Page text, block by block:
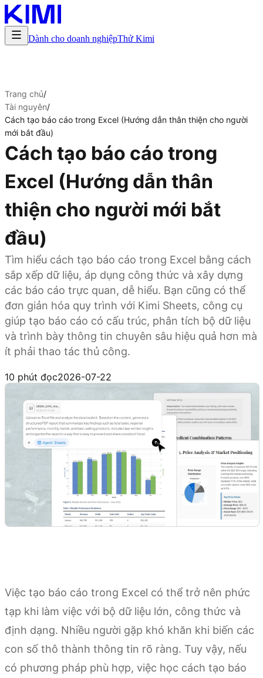
Dành cho doanh nghiệpThử Kimi
Trang chủ/
Tài nguyên/
Cách tạo báo cáo trong Excel (Hướng dẫn thân thiện cho người
mới bắt đầu)
Cách tạo báo cáo trong
Excel (Hướng dẫn thân
thiện cho người mới bắt
đầu)
Tìm hiểu cách tạo báo cáo trong Excel bằng cách
sắp xếp dữ liệu, áp dụng công thức và xây dựng
các báo cáo trực quan, dễ hiểu. Bạn cũng có thể
đơn giản hóa quy trình với Kimi Sheets, công cụ
giúp tạo báo cáo có cấu trúc, phân tích bộ dữ liệu
và trình bày thông tin chuyên sâu hiệu quả hơn mà
ít phải thao tác thủ công.
10 phút đọc2026-07-22
Việc tạo báo cáo trong Excel có thể trở nên phức
tạp khi làm việc với bộ dữ liệu lớn, công thức và
định dạng. Nhiều người gặp khó khăn khi biến các
con số thô thành thông tin rõ ràng. Tuy vậy, nếu
có phương pháp phù hợp, việc học cách tạo báo